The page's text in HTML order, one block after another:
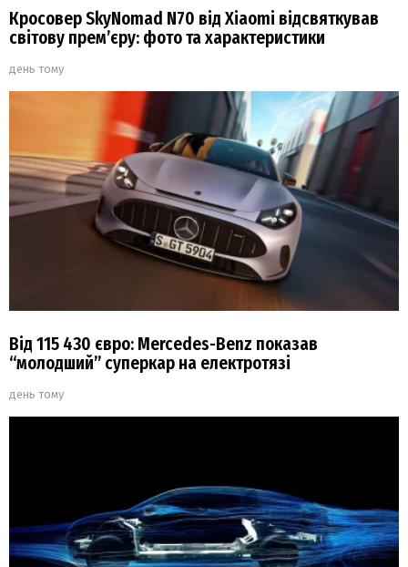
Кросовер SkyNomad N70 від Xiaomi відсвяткував
світову прем’єру: фото та характеристики
день тому
Від 115 430 євро: Mercedes-Benz показав
“молодший” суперкар на електротязі
день тому